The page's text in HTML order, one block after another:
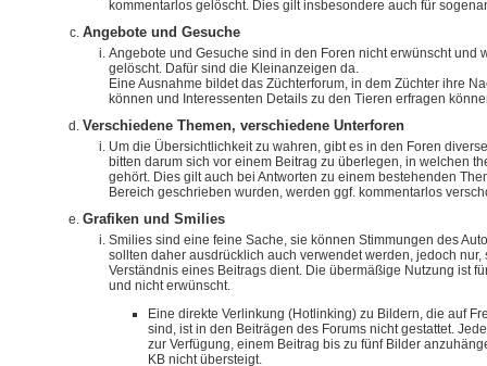
kommentarlos gelöscht. Dies gilt insbesondere auch für
Angebote und Gesuche
Angebote und Gesuche sind in den Foren nicht erwünscht und
gelöscht. Dafür sind die Kleinanzeigen da.
Eine Ausnahme bildet das Züchterforum, in dem Züchter ihre
können und Interessenten Details zu den Tieren erfragen
Verschiedene Themen, verschiedene Unterforen
Um die Übersichtlichkeit zu wahren, gibt es in den Foren
bitten darum sich vor einem Beitrag zu überlegen, in welchen
gehört. Dies gilt auch bei Antworten zu einem bestehenden
Bereich geschrieben wurden, werden ggf. kommentarlos
Grafiken und Smilies
Smilies sind eine feine Sache, sie können Stimmungen des
sollten daher ausdrücklich auch verwendet werden, jedoch
Verständnis eines Beitrags dient. Die übermäßige Nutzung ist
und nicht erwünscht.
Eine direkte Verlinkung (Hotlinking) zu Bildern, die auf
sind, ist in den Beiträgen des Forums nicht gestattet.
zur Verfügung, einem Beitrag bis zu fünf Bilder
KB nicht übersteigt.